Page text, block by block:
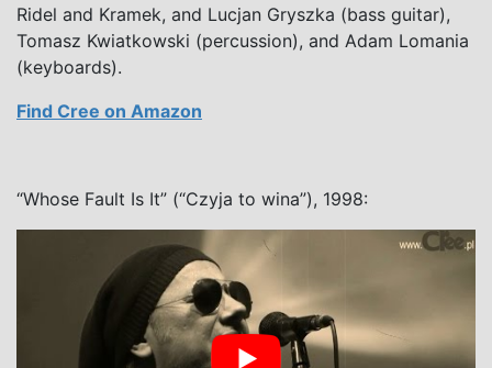
Ridel and Kramek, and Lucjan Gryszka (bass guitar),
Tomasz Kwiatkowski (percussion), and Adam Lomania
(keyboards).
Find Cree on Amazon
“Whose Fault Is It” (“Czyja to wina”), 1998: